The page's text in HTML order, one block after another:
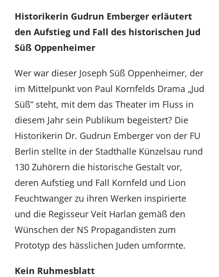
Historikerin Gudrun Emberger erläutert
den Aufstieg und Fall des historischen Jud
Süß Oppenheimer
Wer war dieser Joseph Süß Oppenheimer, der
im Mittelpunkt von Paul Kornfelds Drama „Jud
Süß“ steht, mit dem das Theater im Fluss in
diesem Jahr sein Publikum begeistert? Die
Historikerin Dr. Gudrun Emberger von der FU
Berlin stellte in der Stadthalle Künzelsau rund
130 Zuhörern die historische Gestalt vor,
deren Aufstieg und Fall Kornfeld und Lion
Feuchtwanger zu ihren Werken inspirierte
und die Regisseur Veit Harlan gemäß den
Wünschen der NS Propagandisten zum
Prototyp des hässlichen Juden umformte.
Kein Ruhmesblatt